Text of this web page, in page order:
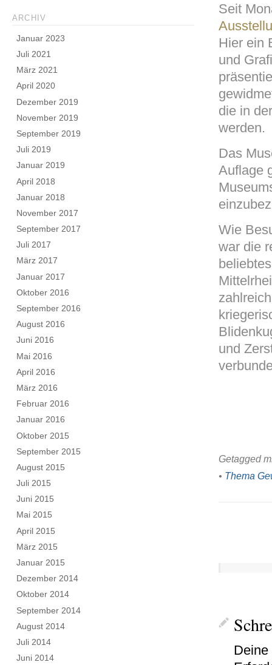
Seit
Hier ein
und
die in
werden.
Das
Auflage
Wie
war die
und
Getagged
• Thema
ARCHIV
Januar 2023
Juli 2021
März 2021
April 2020
Dezember 2019
November 2019
September 2019
Juli 2019
Januar 2019
April 2018
Januar 2018
November 2017
September 2017
Juli 2017
März 2017
Januar 2017
Oktober 2016
September 2016
August 2016
Juni 2016
Mai 2016
April 2016
März 2016
Februar 2016
Januar 2016
Oktober 2015
September 2015
August 2015
Juli 2015
Juni 2015
Mai 2015
April 2015
März 2015
Januar 2015
Dezember 2014
Oktober 2014
September 2014
August 2014
Juli 2014
Juni 2014